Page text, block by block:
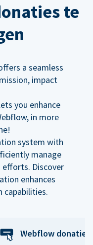
te
a seamless
impact
you enhance
in more
system with
manage
Discover
enhances
capabilities.
Webflow